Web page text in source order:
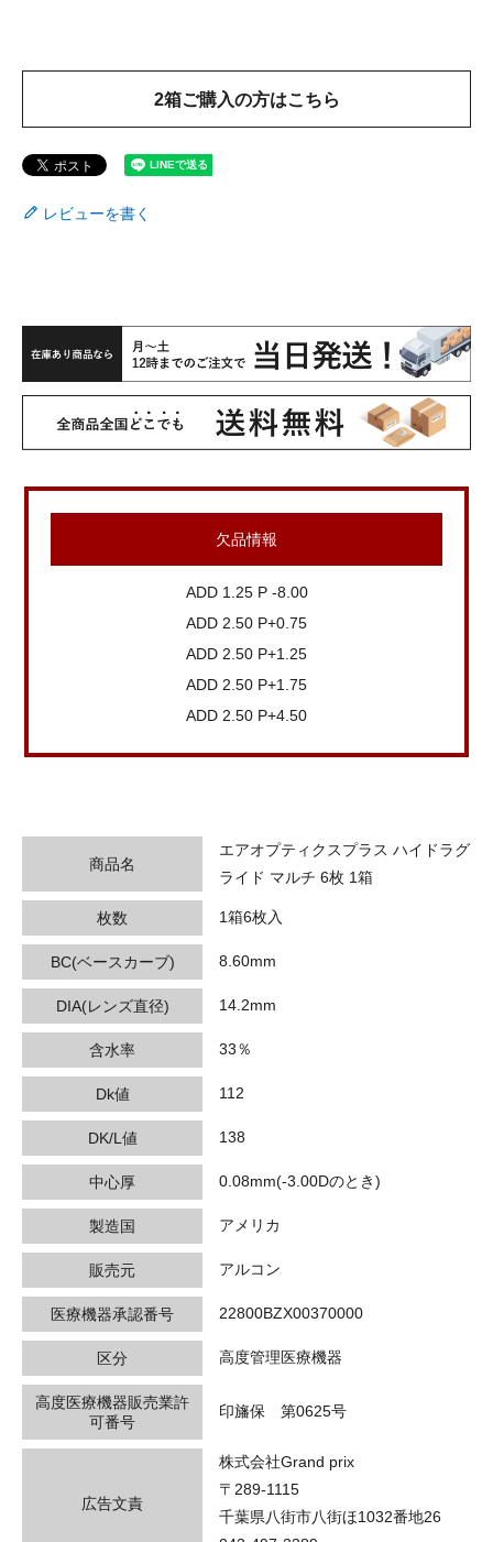
2箱ご購入の方はこちら
レビューを書く
欠品情報
ADD 1.25 P -8.00
ADD 2.50 P+0.75
ADD 2.50 P+1.25
ADD 2.50 P+1.75
ADD 2.50 P+4.50
商品名
エアオプティクスプラス ハイドラグ
ライド マルチ 6枚 1箱
枚数 1箱6枚入
BC(ベースカーブ) 8.60mm
DIA(レンズ直径) 14.2mm
含水率 33％
Dk値 112
DK/L値 138
中心厚 0.08mm(-3.00Dのとき)
製造国 アメリカ
販売元 アルコン
医療機器承認番号 22800BZX00370000
区分 高度管理医療機器
高度医療機器販売業許
可番号
印旛保 第0625号
広告文責
株式会社Grand prix
〒289-1115
千葉県八街市八街ほ1032番地26